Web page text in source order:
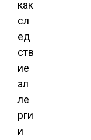
как
сл
ед
ств
ие
ал
ле
рги
и